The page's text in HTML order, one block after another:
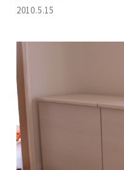
2010.5.15